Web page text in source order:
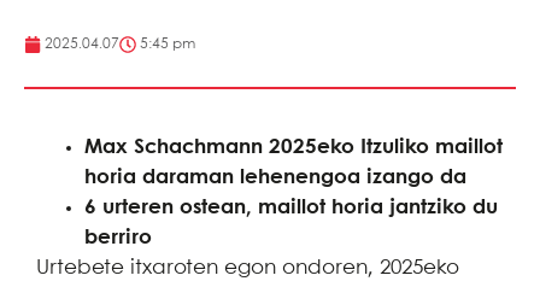
2025.04.07 5:45 pm
Max Schachmann 2025eko Itzuliko maillot
horia daraman lehenengoa izango da
6 urteren ostean, maillot horia jantziko du
berriro
Urtebete itxaroten egon ondoren, 2025eko